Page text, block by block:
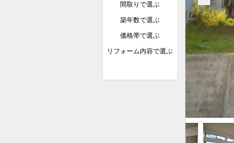
間取りで選ぶ
築年数で選ぶ
価格帯で選ぶ
リフォーム内容で選ぶ